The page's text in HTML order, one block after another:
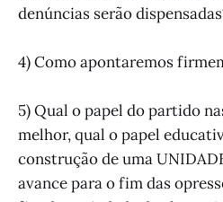
denúncias serão
4) Como apontaremos
5) Qual o papel do partido
melhor, qual o papel
construção de uma
avance para o fim das